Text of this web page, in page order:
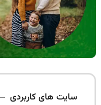
سایت های کاربردی